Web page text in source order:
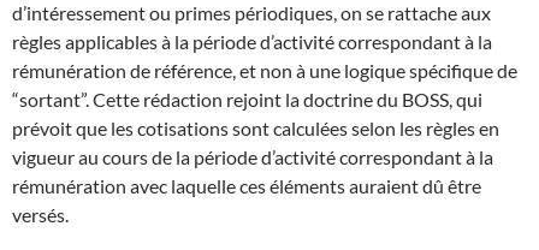
d’intéressement ou primes périodiques, on se rattache aux
règles applicables à la période d’activité correspondant à la
rémunération de référence, et non à une logique spécifique de
“sortant”. Cette rédaction rejoint la doctrine du BOSS, qui
prévoit que les cotisations sont calculées selon les règles en
vigueur au cours de la période d’activité correspondant à la
rémunération avec laquelle ces éléments auraient dû être
versés.